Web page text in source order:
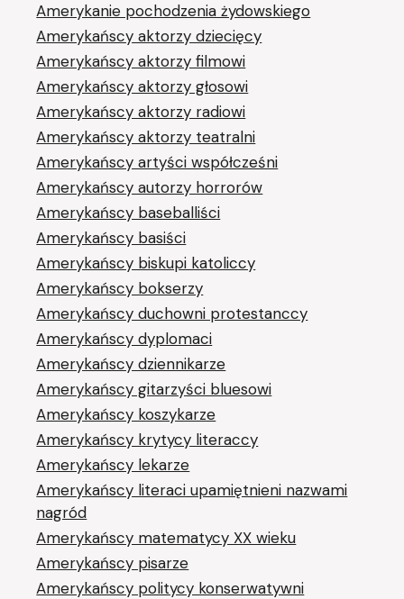
Amerykanie pochodzenia żydowskiego
Amerykańscy aktorzy dziecięcy
Amerykańscy aktorzy filmowi
Amerykańscy aktorzy głosowi
Amerykańscy aktorzy radiowi
Amerykańscy aktorzy teatralni
Amerykańscy artyści współcześni
Amerykańscy autorzy horrorów
Amerykańscy baseballiści
Amerykańscy basiści
Amerykańscy biskupi katoliccy
Amerykańscy bokserzy
Amerykańscy duchowni protestanccy
Amerykańscy dyplomaci
Amerykańscy dziennikarze
Amerykańscy gitarzyści bluesowi
Amerykańscy koszykarze
Amerykańscy krytycy literaccy
Amerykańscy lekarze
Amerykańscy literaci upamiętnieni nazwami
nagród
Amerykańscy matematycy XX wieku
Amerykańscy pisarze
Amerykańscy politycy konserwatywni